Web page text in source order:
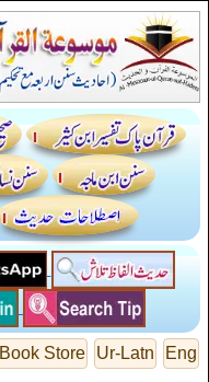
Eng
Ur-Latn
Book Store